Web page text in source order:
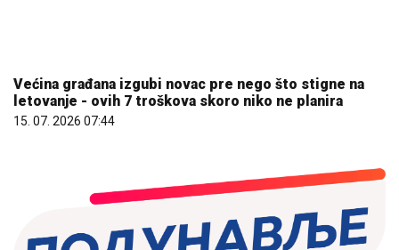
ЕПАРХИЈА БУДИМЉАНСКО-НИКШИЋКА ДУБОКО
ЗАХВАЛНА ВУЧИЋУ: Председников говор у